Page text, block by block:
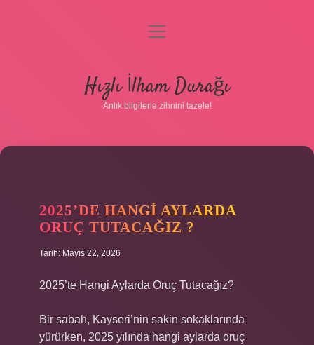
Gizlilik Politikası
Hakkımızda
menüyü
Hızlı İlham Durağı
Anlık bilgilerle zihnini tazele!
2025’DE HANGI AYLARDA
ORUÇ TUTACAĞIZ ?
Tarih: Mayıs 22, 2026
2025’te Hangi Aylarda Oruç Tutacağız?
Bir sabah, Kayseri’nin sakin sokaklarında
yürürken, 2025 yılında hangi aylarda oruç